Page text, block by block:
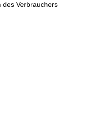
des Verbrauchers